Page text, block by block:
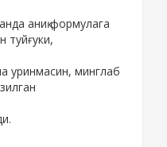
аниқ формулага
туйғуки,
уринмасин, минглаб